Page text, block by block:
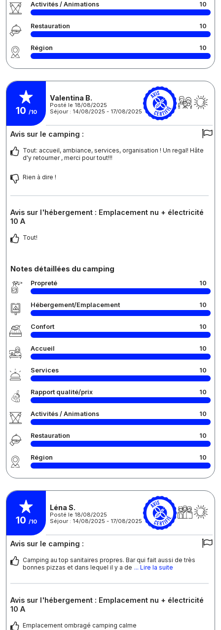
Activités / Animations 10
Restauration 10
Région 10
10 /10
Valentina B.
Posté le 18/08/2025
Séjour : 14/08/2025 - 17/08/2025
Avis sur le camping :
Tout: accueil, ambiance, services, organisation ! Un regal! Hâte
d'y retourner , merci pour tout!!!
Rien à dire !
Avis sur l'hébergement : Emplacement nu + électricité
10 A
Tout!
Notes détaillées du camping
Propreté 10
Hébergement/Emplacement 10
Confort 10
Accueil 10
Services 10
Rapport qualité/prix 10
Activités / Animations 10
Restauration 10
Région 10
10 /10
Léna S.
Posté le 18/08/2025
Séjour : 14/08/2025 - 17/08/2025
Avis sur le camping :
Camping au top sanitaires propres. Bar qui fait aussi de très
bonnes pizzas et dans lequel il y a de ... Lire la suite
Avis sur l'hébergement : Emplacement nu + électricité
10 A
Emplacement ombragé camping calme